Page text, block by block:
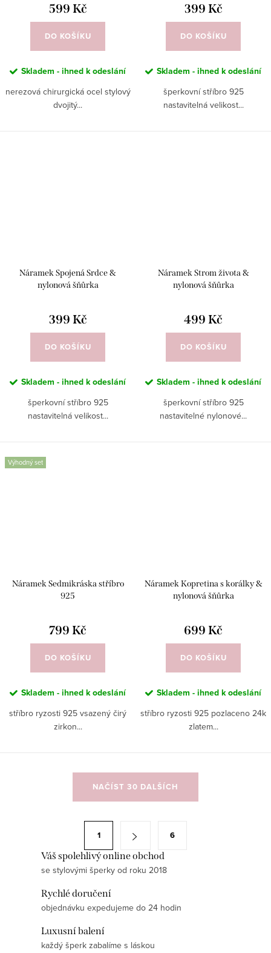
599 Kč
DO KOŠÍKU
Skladem - ihned k odeslání
nerezová chirurgická ocel stylový
dvojitý...
399 Kč
DO KOŠÍKU
Skladem - ihned k odeslání
šperkovní stříbro 925
nastavitelná velikost...
Náramek Spojená Srdce &
nylonová šňůrka
399 Kč
DO KOŠÍKU
Skladem - ihned k odeslání
šperkovní stříbro 925
nastavitelná velikost...
Náramek Strom života &
nylonová šňůrka
499 Kč
DO KOŠÍKU
Skladem - ihned k odeslání
šperkovní stříbro 925
nastavitelné nylonové...
Výhodný set
Náramek Sedmikráska stříbro
925
799 Kč
DO KOŠÍKU
Skladem - ihned k odeslání
stříbro ryzosti 925 vsazený čirý
zirkon...
Náramek Kopretina s korálky &
nylonová šňůrka
699 Kč
DO KOŠÍKU
Skladem - ihned k odeslání
stříbro ryzosti 925 pozlaceno 24k
zlatem...
NAČÍST 30 DALŠÍCH
1
6
Váš spolehlivý online obchod
se stylovými šperky od roku 2018
Rychlé doručení
objednávku expedujeme do 24 hodin
Luxusní balení
každý šperk zabalíme s láskou